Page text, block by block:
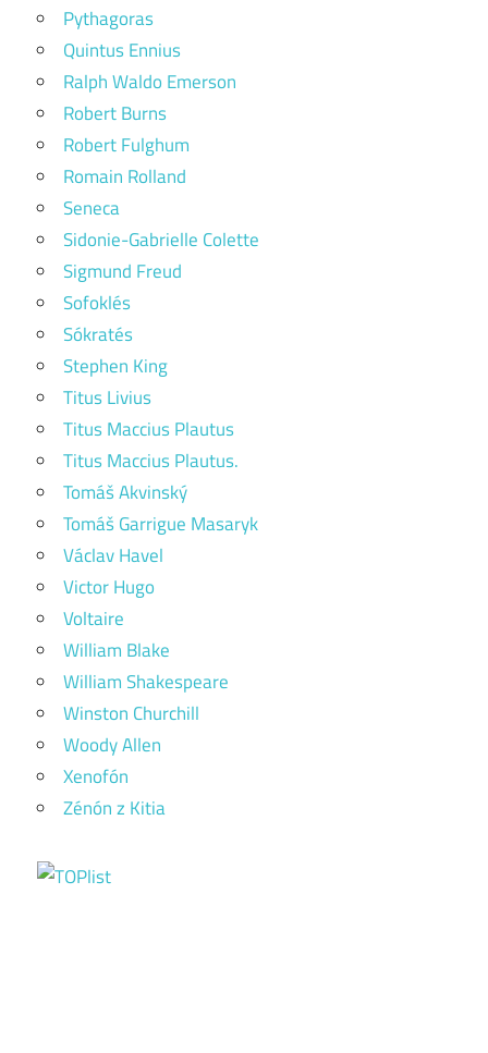
Pythagoras
Quintus Ennius
Ralph Waldo Emerson
Robert Burns
Robert Fulghum
Romain Rolland
Seneca
Sidonie-Gabrielle Colette
Sigmund Freud
Sofoklés
Sókratés
Stephen King
Titus Livius
Titus Maccius Plautus
Titus Maccius Plautus.
Tomáš Akvinský
Tomáš Garrigue Masaryk
Václav Havel
Victor Hugo
Voltaire
William Blake
William Shakespeare
Winston Churchill
Woody Allen
Xenofón
Zénón z Kitia